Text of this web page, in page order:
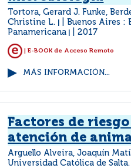
Tortora, Gerard J. Funke,
Christine L.
Buenos Aires :
Panamericana
2017
| E-BOOK de Acceso Remoto
MÁS INFORMACIÓN...
Factores de
atención de
Arguello Alveira, Joaquín
Universidad Católica de Salta.